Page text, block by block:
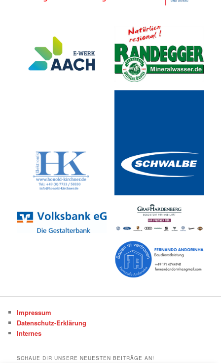
Impressum
Datenschutz-Erklärung
Internes
SCHAUE DIR UNSERE NEUESTEN BEITRÄGE AN!